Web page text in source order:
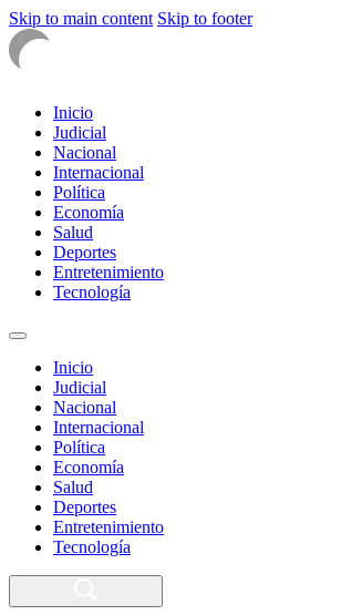
Skip to main content Skip to footer
Inicio
Judicial
Nacional
Internacional
Política
Economía
Salud
Deportes
Entretenimiento
Tecnología
Inicio
Judicial
Nacional
Internacional
Política
Economía
Salud
Deportes
Entretenimiento
Tecnología